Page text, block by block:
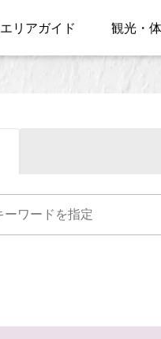
エリアガイド 観光・